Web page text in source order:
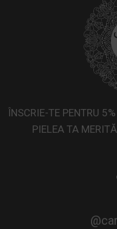
ÎNSCRIE-TE PENTRU
PIELEA TA